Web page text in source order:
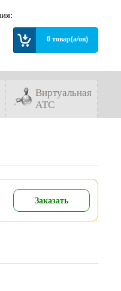
0 товар(а/ов)
Виртуальная
АТС
Заказать